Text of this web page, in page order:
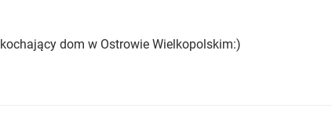
dom w Ostrowie Wielkopolskim:)